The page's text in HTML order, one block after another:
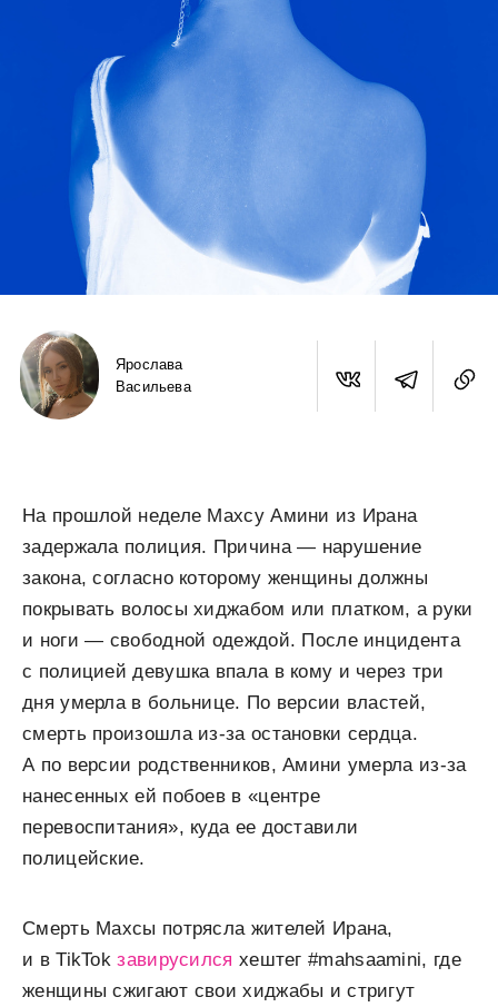
Ярослава
Васильева
На прошлой неделе Махсу Амини из Ирана
задержала полиция. Причина — нарушение
закона, согласно которому женщины должны
покрывать волосы хиджабом или платком, а руки
и ноги — свободной одеждой. После инцидента
с полицией девушка впала в кому и через три
дня умерла в больнице. По версии властей,
смерть произошла из-за остановки сердца.
А по версии родственников, Амини умерла из-за
нанесенных ей побоев в «центре
перевоспитания», куда ее доставили
полицейские.
Смерть Махсы потрясла жителей Ирана,
и в TikTokзавирусился хештег #mahsaamini, где
женщины сжигают свои хиджабы и стригут